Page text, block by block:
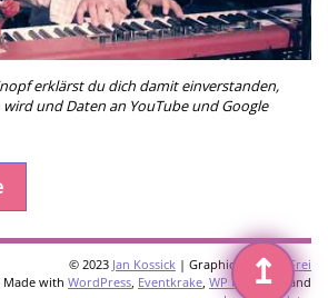
erklärst du dich damit einverstanden,
wird und Daten an YouTube und Google
© 2023 Jan Kossick | Graphics:
Omani Frei
Made with WordPress, Eventkrake, WP Multilang
and
↥